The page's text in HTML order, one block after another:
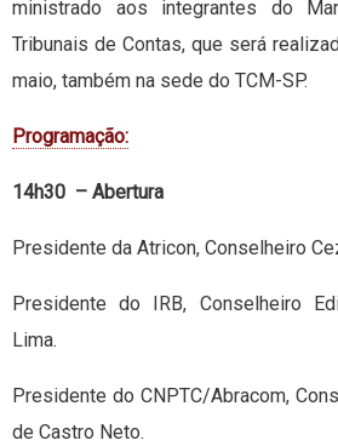
ministrado aos integrantes do
Tribunais de Contas, que será
maio, também na sede do TCM-SP.
Programação:
14h30 – Abertura
Presidente da Atricon, Conselheiro
Presidente do IRB, Conselheiro
Lima.
Presidente do CNPTC/Abracom,
de Castro Neto.